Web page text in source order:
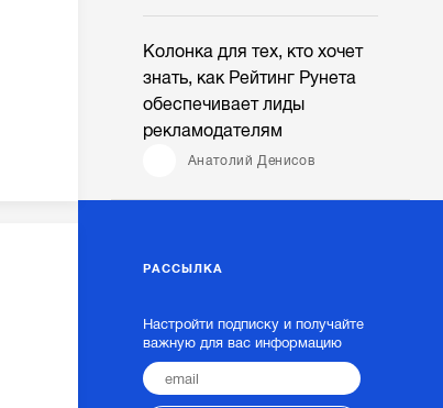
Колонка для тех, кто хочет
знать, как Рейтинг Рунета
обеспечивает лиды
рекламодателям
Анатолий Денисов
РАССЫЛКА
Настройти подписку и получайте
важную для вас информацию